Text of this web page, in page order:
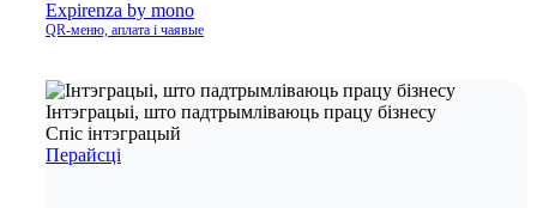
Expirenza by mono
QR‑меню, аплата і чаявые
Інтэграцыі, што падтрымліваюць працу бізнесу
Спіс інтэграцый
Перайсці